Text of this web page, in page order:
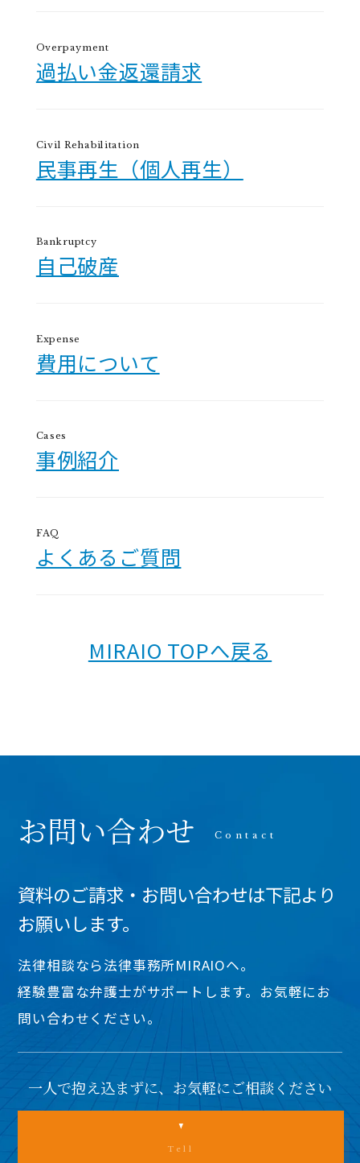
Overpayment
過払い金返還請求
Civil Rehabilitation
民事再生（個人再生）
Bankruptcy
自己破産
Expense
費用について
Cases
事例紹介
FAQ
よくあるご質問
MIRAIO TOPへ戻る
お問い合わせ
資料のご請求・お問い合わせは下記より
お願いします。
法律相談なら法律事務所MIRAIOヘ。
経験豊富な弁護士がサポートします。お気軽にお
問い合わせください。
一人で抱え込まずに、お気軽にご相談ください
Tell